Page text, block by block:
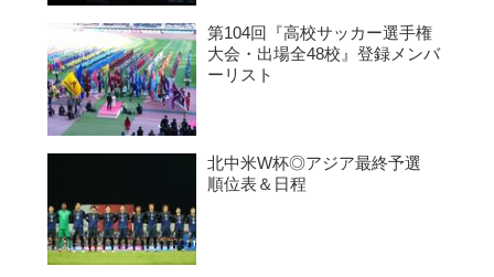
第104回『高校サッカー選手権
大会・出場全48校』登録メンバ
ーリスト
北中米W杯◎アジア最終予選
順位表＆日程